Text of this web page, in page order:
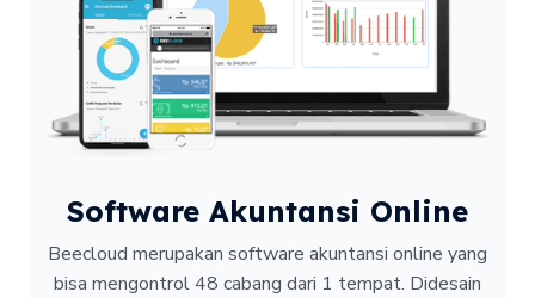
Software Akuntansi Online
Beecloud merupakan software akuntansi online yang
bisa mengontrol 48 cabang dari 1 tempat. Didesain